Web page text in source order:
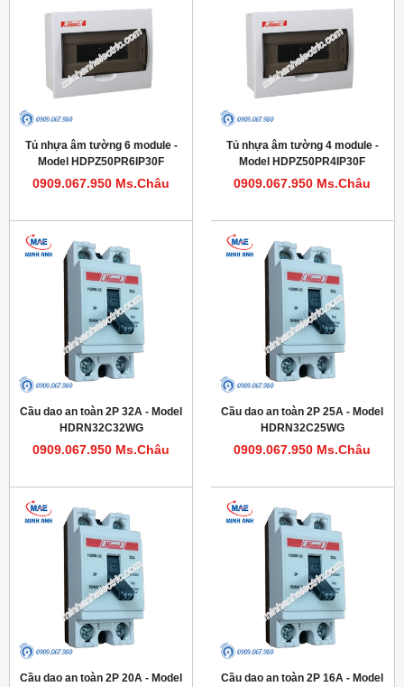
Tủ nhựa âm tường 6 module -
Model HDPZ50PR6IP30F
0909.067.950 Ms.Châu
Tủ nhựa âm tường 4 module -
Model HDPZ50PR4IP30F
0909.067.950 Ms.Châu
Cầu dao an toàn 2P 32A - Model
HDRN32C32WG
0909.067.950 Ms.Châu
Cầu dao an toàn 2P 25A - Model
HDRN32C25WG
0909.067.950 Ms.Châu
Cầu dao an toàn 2P 20A - Model
Cầu dao an toàn 2P 16A - Model